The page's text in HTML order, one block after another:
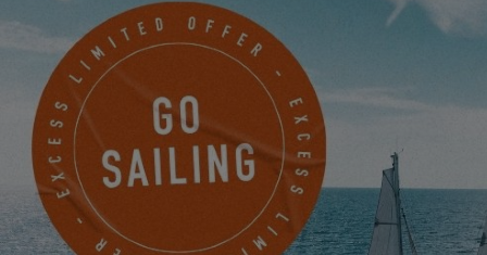
PIDA UNA CITA
SEA VENTURES - South Coast
UNIT 17 SWANWICK MARINA SWANWICK
SOUTHAMPTON HAMPSHIRE, Reino Unido
PROGRAMAR UNA CITA